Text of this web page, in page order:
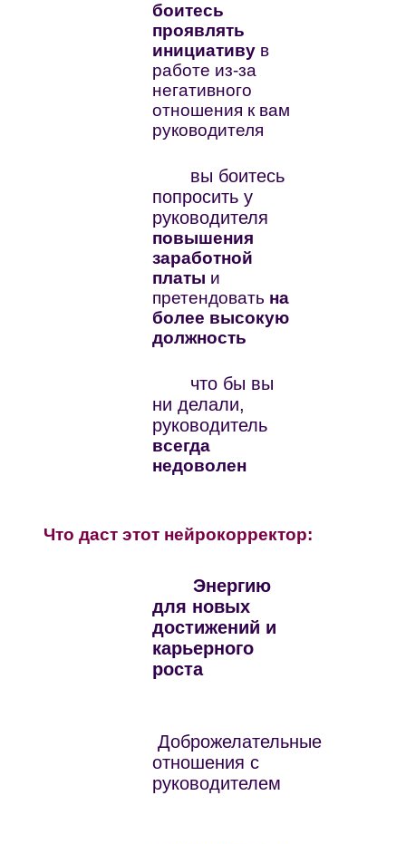
боитесь
проявлять
инициативу в
работе из-за
негативного
отношения к вам
руководителя
вы боитесь
попросить у
руководителя
повышения
заработной
платы и
претендовать на
более высокую
должность
что бы вы
ни делали,
руководитель
всегда
недоволен
Что даст этот нейрокорректор:
Энергию
для новых
достижений и
карьерного
роста
Доброжелательные
отношения с
руководителем